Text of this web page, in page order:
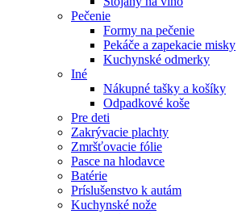
Pečenie
Formy na pečenie
Pekáče a zapekacie misky
Kuchynské odmerky
Iné
Nákupné tašky a košíky
Odpadkové koše
Pre deti
Zakrývacie plachty
Zmršťovacie fólie
Pasce na hlodavce
Batérie
Príslušenstvo k autám
Kuchynské nože